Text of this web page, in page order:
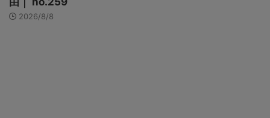
2026/8/8